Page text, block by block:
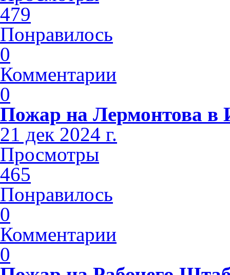
479
Понравилось
0
Комментарии
0
Пожар на Лермонтова в
21 дек 2024 г.
Просмотры
465
Понравилось
0
Комментарии
0